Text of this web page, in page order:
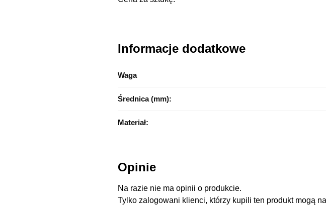
Informacje dodatkowe
Waga
Średnica (mm):
Materiał:
Opinie
Na razie nie ma opinii o produkcie.
Tylko zalogowani klienci, którzy kupili ten produkt mogą